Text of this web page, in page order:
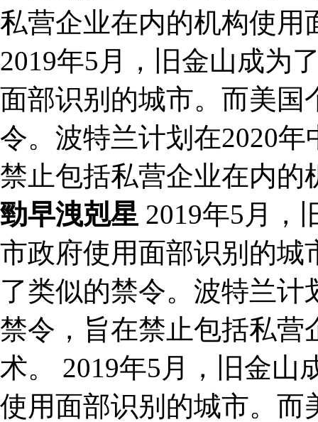
私营企业在内的机构使
2019年5月，旧金山成为
面部识别的城市。而美国
令。波特兰计划在2020
禁止包括私营企业在内
勁早洩剋星 2019年5月，
市政府使用面部识别的城
了类似的禁令。波特兰计
禁令，旨在禁止包括私营
术。 2019年5月，旧金山
使用面部识别的城市。而